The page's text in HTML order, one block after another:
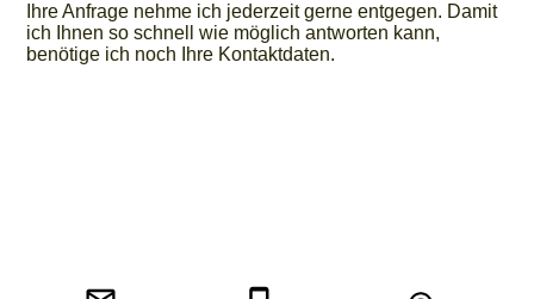
Ihre Anfrage nehme ich jederzeit gerne entgegen. Damit
ich Ihnen so schnell wie möglich antworten kann,
benötige ich noch Ihre Kontaktdaten.